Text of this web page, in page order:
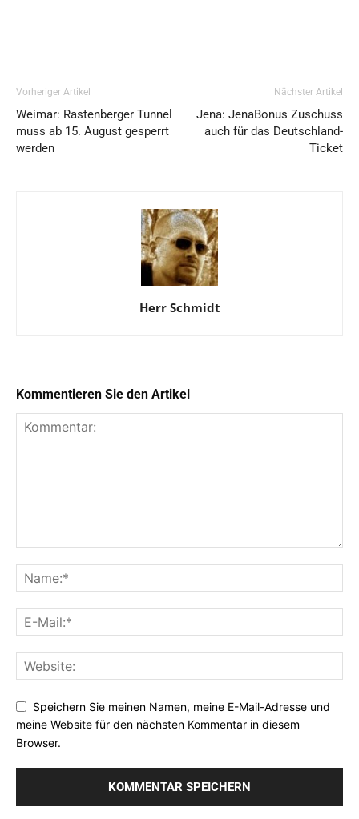
Vorheriger Artikel
Weimar: Rastenberger Tunnel
muss ab 15. August gesperrt
werden
Nächster Artikel
Jena: JenaBonus Zuschuss
auch für das Deutschland-
Ticket
Herr Schmidt
Kommentieren Sie den Artikel
Speichern Sie meinen Namen, meine E-Mail-Adresse und
meine Website für den nächsten Kommentar in diesem
Browser.